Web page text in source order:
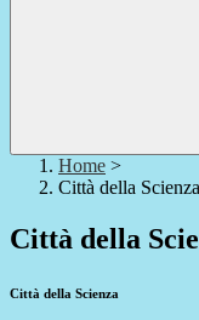
Home >
Città della Scienza
Città della
Città della Scienza